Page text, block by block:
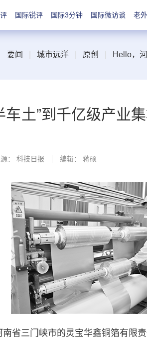
国际锐评 国际3分钟 国际微访谈 老
要闻 城市远洋 原创 Hello，
车土”到千亿级产业
： 科技日报 编辑： 蒋硕
南省三门峡市的灵宝华鑫铜箔有限